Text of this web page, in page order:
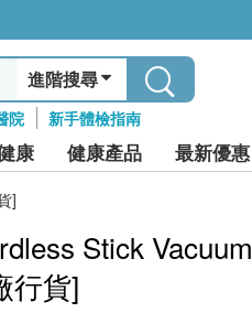
進階搜尋
院 新手體檢指南
康 健康產品 最新優惠
]
Stick Vacuum
行貨]